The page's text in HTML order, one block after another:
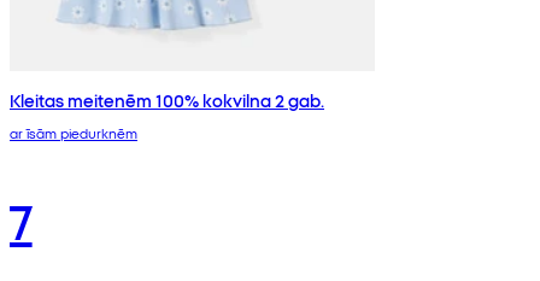
Kleitas meitenēm 100% kokvilna 2 gab.
ar īsām piedurknēm
7